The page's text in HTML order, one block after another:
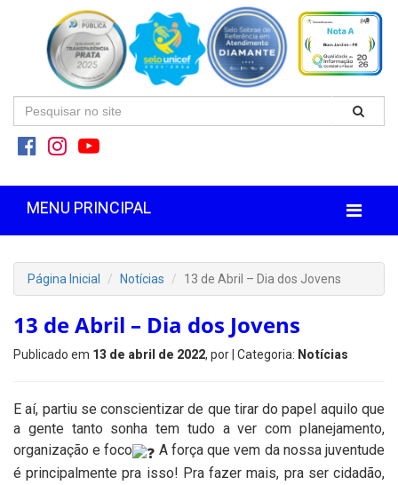
MENU PRINCIPAL
Página Inicial Notícias 13 de Abril – Dia dos Jovens
13 de Abril – Dia dos Jovens
Publicado em 13 de abril de 2022, por | Categoria: Notícias
E aí, partiu se conscientizar de que tirar do papel aquilo que
a gente tanto sonha tem tudo a ver com planejamento,
organização e foco
A força que vem da nossa juventude
é principalmente pra isso! Pra fazer mais, pra ser cidadão,